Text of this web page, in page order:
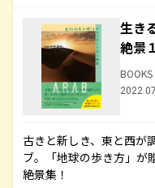
生き
絶景
古きと新しき、東と西が
ブ。「地球の歩き方」が
絶景集！